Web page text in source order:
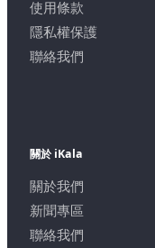
使用條款
隱私權保護
聯絡我們
關於 iKala
關於我們
新聞專區
聯絡我們